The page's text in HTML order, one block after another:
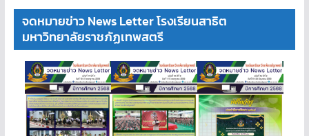
จดหมายข่าว News Letter โรงเรียนสาธิต
มหาวิทยาลัยราชภัฏเทพสตรี